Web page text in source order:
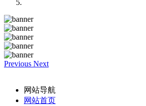
Previous Next
网站导航
网站首页